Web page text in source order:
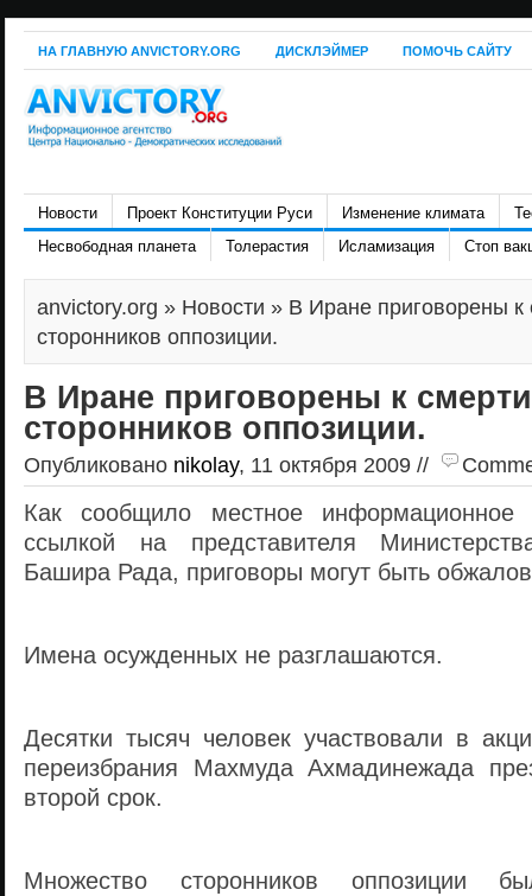
НА ГЛАВНУЮ ANVICTORY.ORG ДИСКЛЭЙМЕР ПОМОЧЬ САЙТУ
Новости Проект Конституции Руси Изменение климата
Несвободная планета
Толерастия Исламизация Стоп
anvictory.org » Новости » В Иране приговорены к
сторонников оппозиции.
В Иране приговорены к
сторонников оппозиции.
Опубликовано nikolay, 11 октября 2009 //
Как сообщило местное информационное
ссылкой на представителя
Башира Рада, приговоры могут быть
Имена осужденных не разглашаются.
Десятки тысяч человек участвовали в
переизбрания Махмуда Ахмадинежада
второй срок.
Множество сторонников оппозиции